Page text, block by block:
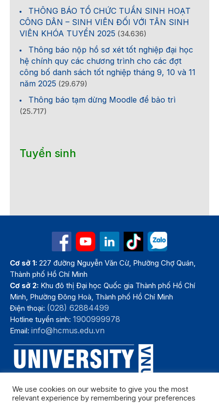
THÔNG BÁO TỔ CHỨC TUẦN SINH HOẠT
CÔNG DÂN – SINH VIÊN ĐỐI VỚI TÂN SINH
VIÊN KHÓA TUYỂN 2025 (34.636)
Thông báo nộp hồ sơ xét tốt nghiệp đại học
hệ chính quy các chương trình cho các đợt
công bố danh sách tốt nghiệp tháng 9, 10 và 11
năm 2025 (29.679)
Thông báo tạm dừng Moodle để bảo trì
(25.717)
Tuyển sinh
Cơ sở 1: 227 đường Nguyễn Văn Cừ, Phường Chợ Quán,
Thành phố Hồ Chí Minh
Cơ sở 2: Khu đô thị Đại học Quốc gia Thành phố Hồ Chí
Minh, Phường Đông Hoà, Thành phố Hồ Chí Minh
Điện thoại: (028) 62884499
Hotline tuyển sinh:1900999978
Email:info@hcmus.edu.vn
We use cookies on our website to give you the most
relevant experience by remembering your preferences